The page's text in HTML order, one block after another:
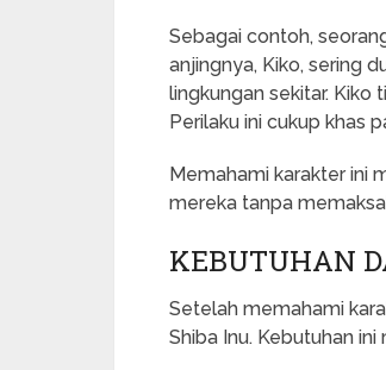
Sebagai contoh,
anjingnya, Kiko, sering
lingkungan sekitar. Kiko
Perilaku ini cukup khas
Memahami karakter ini
mereka tanpa
KEBUTUHAN
Setelah memahami
Shiba Inu. Kebutuhan